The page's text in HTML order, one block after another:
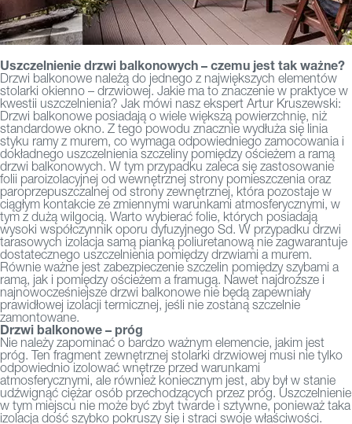
Uszczelnienie drzwi balkonowych – czemu jest tak ważne?
Drzwi balkonowe należą do jednego z największych elementów
stolarki okienno – drzwiowej. Jakie ma to znaczenie w praktyce w
kwestii uszczelnienia? Jak mówi nasz ekspert Artur Kruszewski:
Drzwi balkonowe posiadają o wiele większą powierzchnię, niż
standardowe okno. Z tego powodu znacznie wydłuża się linia
styku ramy z murem, co wymaga odpowiedniego zamocowania i
dokładnego uszczelnienia szczeliny pomiędzy ościeżem a ramą
drzwi balkonowych. W tym przypadku zaleca się zastosowanie
folii paroizolacyjnej od wewnętrznej strony pomieszczenia oraz
paroprzepuszczalnej od strony zewnętrznej, która pozostaje w
ciągłym kontakcie ze zmiennymi warunkami atmosferycznymi, w
tym z dużą wilgocią. Warto wybierać folie, których posiadają
wysoki współczynnik oporu dyfuzyjnego Sd. W przypadku drzwi
tarasowych izolacja samą pianką poliuretanową nie zagwarantuje
dostatecznego uszczelnienia pomiędzy drzwiami a murem.
Równie ważne jest zabezpieczenie szczelin pomiędzy szybami a
ramą, jak i pomiędzy ościeżem a framugą. Nawet najdroższe i
najnowocześniejsze drzwi balkonowe nie będą zapewniały
prawidłowej izolacji termicznej, jeśli nie zostaną szczelnie
zamontowane.
Drzwi balkonowe – próg
Nie należy zapominać o bardzo ważnym elemencie, jakim jest
próg. Ten fragment zewnętrznej stolarki drzwiowej musi nie tylko
odpowiednio izolować wnętrze przed warunkami
atmosferycznymi, ale również koniecznym jest, aby był w stanie
udźwignąć ciężar osób przechodzących przez próg. Uszczelnienie
w tym miejscu nie może być zbyt twarde i sztywne, ponieważ taka
izolacja dość szybko pokruszy się i straci swoje właściwości.